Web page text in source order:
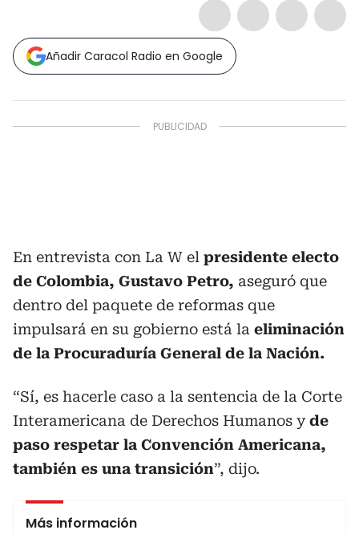
Añadir Caracol Radio en Google
En entrevista con La W el presidente electo
de Colombia, Gustavo Petro, aseguró que
dentro del paquete de reformas que
impulsará en su gobierno está la eliminación
de la Procuraduría General de la Nación.
“Sí, es hacerle caso a la sentencia de la Corte
Interamericana de Derechos Humanos yde
paso respetar la Convención Americana,
también es una transición”, dijo.
Más información